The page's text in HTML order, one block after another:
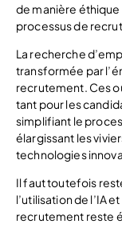
de manière éthique
processus de
La recherche
transformée par
recrutement. Ces
tant pour les
simplifiant le
élargissant les
technologies
Il faut toutefois
l’utilisation de l’IA
recrutement reste